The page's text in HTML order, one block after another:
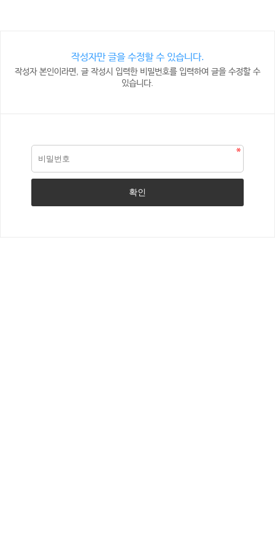
작성자만 글을 수정할 수 있습니다.
작성자 본인이라면, 글 작성시 입력한 비밀번호를 입력하여 글을 수정할 수
있습니다.